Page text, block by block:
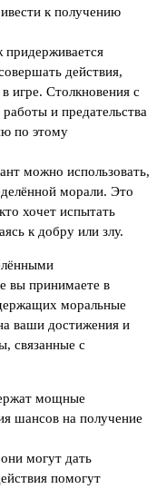
к получению
действия,
игре. Столкновения с
и предательства
по этому
можно использовать,
морали. Это
хочет испытать
к добру или злу.
вы принимаете в
моральные
ваши достижения и
связанные с
мощные
шансов на получение
могут дать
помогут